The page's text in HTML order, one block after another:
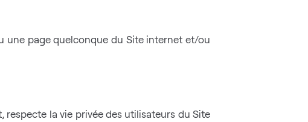
une page quelconque du Site internet et/ou
respecte la vie privée des utilisateurs du Site